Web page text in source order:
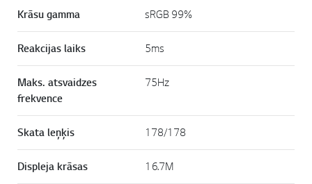
Krāsu gamma sRGB 99%
Reakcijas laiks 5ms
Maks. atsvaidzes
frekvence
75Hz
Skata leņķis 178/178
Displeja krāsas 16.7M